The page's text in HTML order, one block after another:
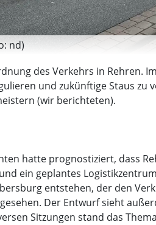
nd)
des Verkehrs in Rehren.
und zukünftige Staus
(wir berichteten).
hatte prognostiziert, dass
ein geplantes
entstehen, der den
Der Entwurf sieht
Sitzungen stand das